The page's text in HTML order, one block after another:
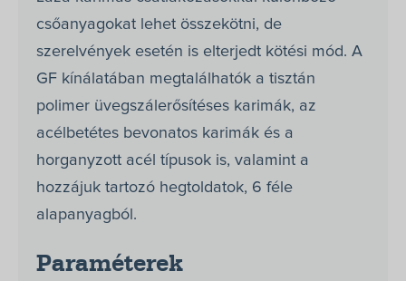
Megoldások
csőanyagokat lehet összekötni, de
szerelvények esetén is elterjedt kötési mód. A
GF kínálatában megtalálhatók a tisztán
polimer üvegszálerősítéses karimák, az
acélbetétes bevonatos karimák és a
horganyzott acél típusok is, valamint a
hozzájuk tartozó hegtoldatok, 6 féle
alapanyagból.
Paraméterek